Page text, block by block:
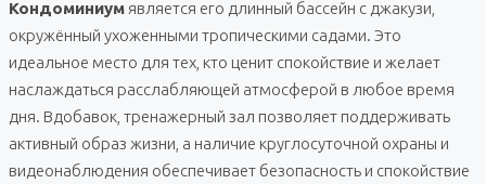
Кондоминиум является его длинный бассейн с джакузи,
окружённый ухоженными тропическими садами. Это
идеальное место для тех, кто ценит спокойствие и желает
наслаждаться расслабляющей атмосферой в любое время
дня. Вдобавок, тренажерный зал позволяет поддерживать
активный образ жизни, а наличие круглосуточной охраны и
видеонаблюдения обеспечивает безопасность и спокойствие